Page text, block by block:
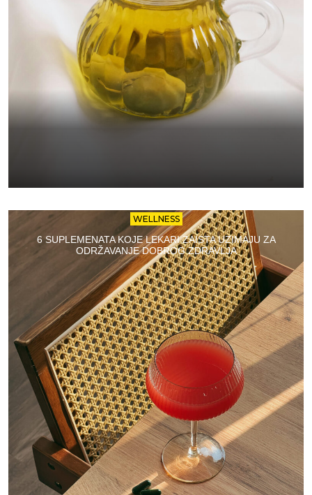
WELLNESS
6 SUPLEMENATA KOJE LEKARI ZAISTA UZIMAJU ZA
ODRŽAVANJE DOBROG ZDRAVLJA